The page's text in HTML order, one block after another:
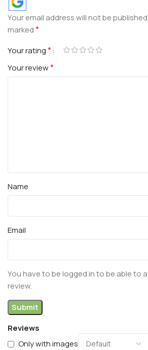
Reviews
Only with images
Your email address will not be published.
marked*
Your rating*
Your review*
Name
Email
You have to be logged in to be able to
review.